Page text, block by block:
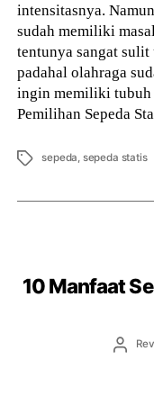
intensitasnya.
sudah memiliki
tentunya sangat
padahal olahraga
ingin memiliki tubuh
Pemilihan Sepeda
Tags sepeda, sepeda statis
10 Manfaat
Post